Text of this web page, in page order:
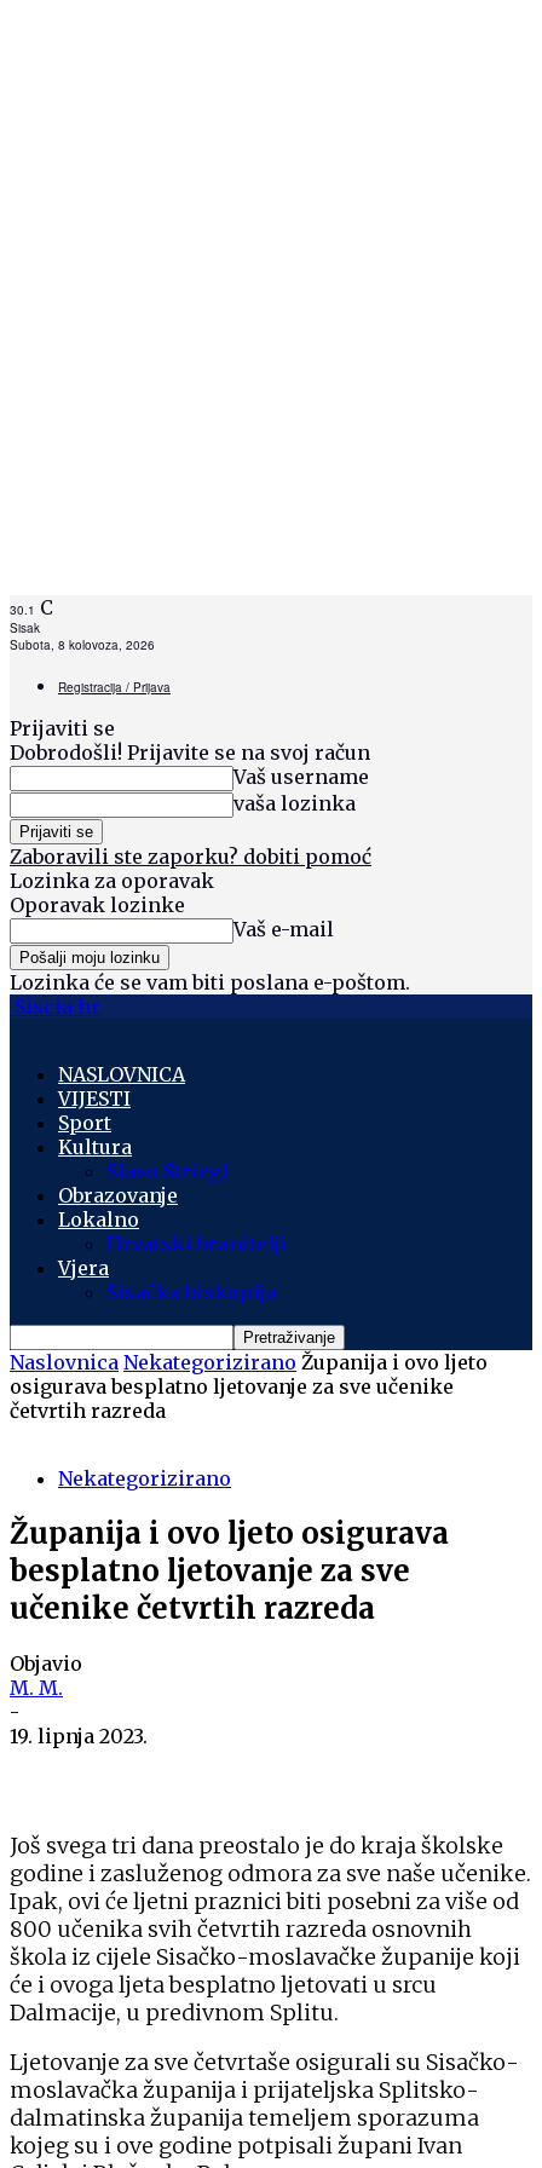
30.1 C
Sisak
Subota, 8 kolovoza, 2026
Registracija / Prijava
Prijaviti se
Dobrodošli! Prijavite se na svoj račun
Vaš username
vaša lozinka
Zaboravili ste zaporku? dobiti pomoć
Lozinka za oporavak
Oporavak lozinke
Vaš e-mail
Lozinka će se vam biti poslana e-poštom.
Siscia hr
NASLOVNICA
VIJESTI
Sport
Kultura
Slavo Striegl
Obrazovanje
Lokalno
Hrvatski branitelji
Vjera
Sisačka biskupija
Naslovnica Nekategorizirano Županija i ovo ljeto
osigurava besplatno ljetovanje za sve učenike
četvrtih razreda
Nekategorizirano
Županija i ovo ljeto osigurava
besplatno ljetovanje za sve
učenike četvrtih razreda
Objavio
M. M.
-
19. lipnja 2023.
Još svega tri dana preostalo je do kraja školske
godine i zasluženog odmora za sve naše učenike.
Ipak, ovi će ljetni praznici biti posebni za više od
800 učenika svih četvrtih razreda osnovnih
škola iz cijele Sisačko-moslavačke županije koji
će i ovoga ljeta besplatno ljetovati u srcu
Dalmacije, u predivnom Splitu.
Ljetovanje za sve četvrtaše osigurali su Sisačko-
moslavačka županija i prijateljska Splitsko-
dalmatinska županija temeljem sporazuma
kojeg su i ove godine potpisali župani Ivan